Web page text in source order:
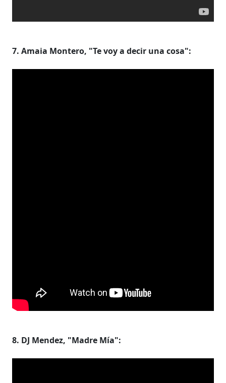
7. Amaia Montero, "Te voy a decir una cosa":
8. DJ Mendez, "Madre Mía":